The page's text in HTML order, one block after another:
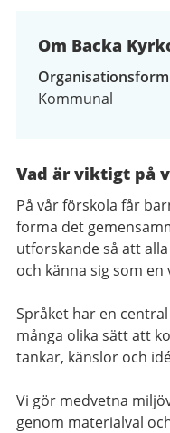
Om Backa
Organisationsform
Kommunal
Vad är viktigt på
På vår förskola får
forma det
utforskande så att
och känna sig som
Språket har en
många olika sätt att
tankar, känslor och
Vi gör medvetna
genom materialval